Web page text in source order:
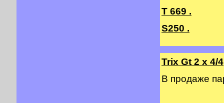
T 669 .
S250 .
Trix Gt 2 х 4/4
В продаже